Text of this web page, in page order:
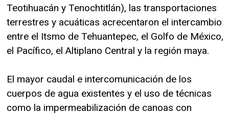
Teotihuacán y Tenochtitlán), las transportaciones
terrestres y acuáticas acrecentaron el intercambio
entre el Itsmo de Tehuantepec, el Golfo de México,
el Pacífico, el Altiplano Central y la región maya.
El mayor caudal e intercomunicación de los
cuerpos de agua existentes y el uso de técnicas
como la impermeabilización de canoas con